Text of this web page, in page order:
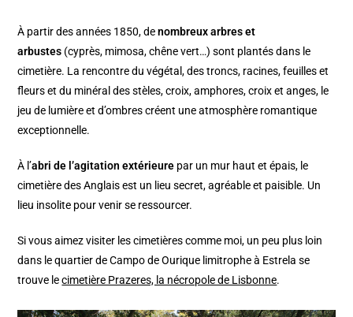
À partir des années 1850, denombreux arbres et
arbustes (cyprès, mimosa, chêne vert…) sont plantés dans le
cimetière. La rencontre du végétal, des troncs, racines, feuilles et
fleurs et du minéral des stèles, croix, amphores, croix et anges, le
jeu de lumière et d’ombres créent une atmosphère romantique
exceptionnelle.
À l’abri de l’agitation extérieure par un mur haut et épais, le
cimetière des Anglais est un lieu secret, agréable et paisible. Un
lieu insolite pour venir se ressourcer.
Si vous aimez visiter les cimetières comme moi, un peu plus loin
dans le quartier de Campo de Ourique limitrophe à Estrela se
trouve lecimetière Prazeres, la nécropole de Lisbonne.